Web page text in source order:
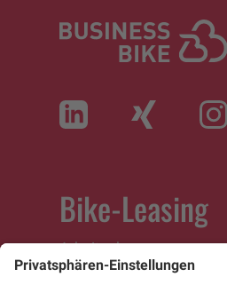
Bike-Leasing
Arbeitnehmer
Arbeitgeber